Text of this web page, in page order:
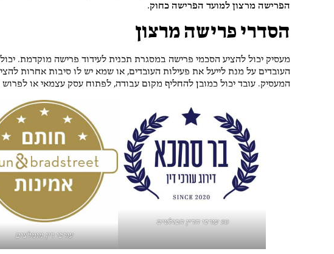
הפרישה מרצון למועד הפרישה כחוק.
הסדרי פרישה מרצון
מעסיק יכול להציע הסכמי פרישה במסגרת תכנית לעידוד פרישה מוקדמת.
העובדים על מנת לייעל את פעילות העובדים, או שמא יש לו סיבות אחרות
המעסיק. עובד יכול כמובן להחליף מקום עבודה, לפתוח עסק עצמאי או לפרוש
50 עורכי הדין הבולטים
עורכי דין מומלצים